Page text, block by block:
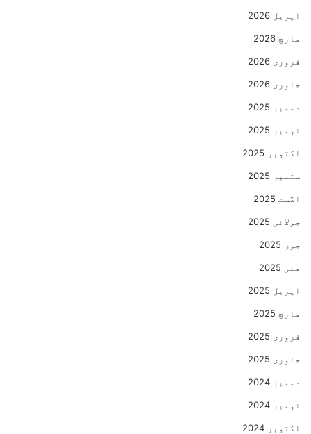
اپریل 2026
مارچ 2026
فروری 2026
جنوری 2026
دسمبر 2025
نومبر 2025
اکتوبر 2025
ستمبر 2025
اگست 2025
جولائی 2025
جون 2025
مئی 2025
اپریل 2025
مارچ 2025
فروری 2025
جنوری 2025
دسمبر 2024
نومبر 2024
اکتوبر 2024